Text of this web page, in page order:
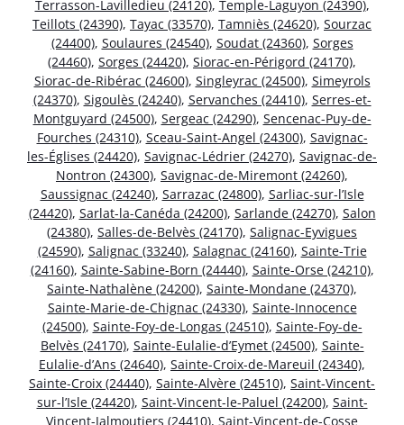
Terrasson-Lavilledieu (24120), Temple-Laguyon (24390),
Teillots (24390), Tayac (33570), Tamniès (24620), Sourzac
(24400), Soulaures (24540), Soudat (24360), Sorges
(24460), Sorges (24420), Siorac-en-Périgord (24170),
Siorac-de-Ribérac (24600), Singleyrac (24500), Simeyrols
(24370), Sigoulès (24240), Servanches (24410), Serres-et-
Montguyard (24500), Sergeac (24290), Sencenac-Puy-de-
Fourches (24310), Sceau-Saint-Angel (24300), Savignac-
les-Églises (24420), Savignac-Lédrier (24270), Savignac-de-
Nontron (24300), Savignac-de-Miremont (24260),
Saussignac (24240), Sarrazac (24800), Sarliac-sur-l’Isle
(24420), Sarlat-la-Canéda (24200), Sarlande (24270), Salon
(24380), Salles-de-Belvès (24170), Salignac-Eyvigues
(24590), Salignac (33240), Salagnac (24160), Sainte-Trie
(24160), Sainte-Sabine-Born (24440), Sainte-Orse (24210),
Sainte-Nathalène (24200), Sainte-Mondane (24370),
Sainte-Marie-de-Chignac (24330), Sainte-Innocence
(24500), Sainte-Foy-de-Longas (24510), Sainte-Foy-de-
Belvès (24170), Sainte-Eulalie-d’Eymet (24500), Sainte-
Eulalie-d’Ans (24640), Sainte-Croix-de-Mareuil (24340),
Sainte-Croix (24440), Sainte-Alvère (24510), Saint-Vincent-
sur-l’Isle (24420), Saint-Vincent-le-Paluel (24200), Saint-
Vincent-Jalmoutiers (24410), Saint-Vincent-de-Cosse